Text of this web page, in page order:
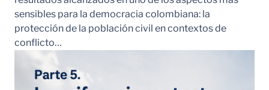
sensibles para la democracia colombiana: la
protección de la población civil en contextos de
conflicto…